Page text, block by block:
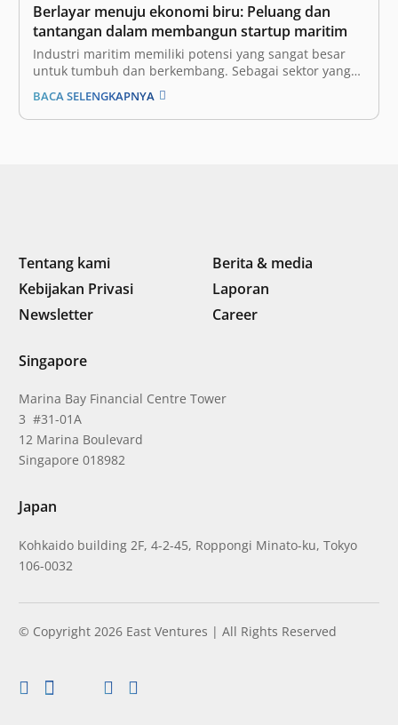
Berlayar menuju ekonomi biru: Peluang dan
tantangan dalam membangun startup maritim
Industri maritim memiliki potensi yang sangat besar
untuk tumbuh dan berkembang. Sebagai sektor yang
kompleks, industri maritim mencakup berbagai
kegiatan, termasuk pengiriman dan logistik, perikanan,
dan akuakultur. Menurut UNDP, industri maritim
BACA SELENGKAPNYA
Tentang kami
Berita & media
Kebijakan Privasi
Laporan
Newsletter
Career
Singapore
Marina Bay Financial Centre Tower
3 #31-01A
12 Marina Boulevard
Singapore 018982
Japan
Kohkaido building 2F, 4-2-45, Roppongi Minato-ku, Tokyo
106-0032
© Copyright 2026 East Ventures | All Rights Reserved